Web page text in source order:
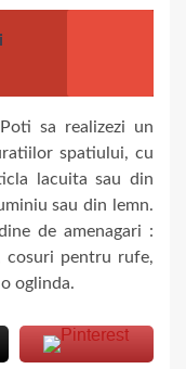
sa realizezi un
spatiului, cu
lacuita sau din
sau din lemn.
de amenagari :
cosuri pentru rufe,
oglinda.